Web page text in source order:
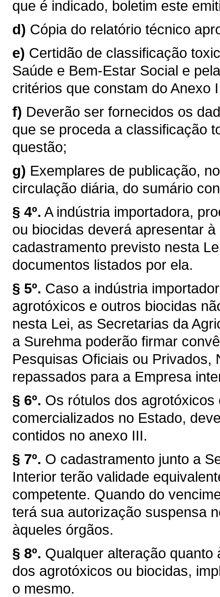
que é indicado, boletim este
d) Cópia do relatório técnico
e) Certidão de classificação
Saúde e Bem-Estar Social e
critérios que constam do Anexo
f) Deverão ser fornecidos os
que se proceda a classificação
questão;
g) Exemplares de publicação,
circulação diária, do sumário
§ 4º. A indústria importadora,
ou biocidas deverá apresentar
cadastramento previsto nesta
documentos listados por ela.
§ 5º. Caso a indústria
agrotóxicos e outros biocidas
nesta Lei, as Secretarias da
a Surehma poderão firmar
Pesquisas Oficiais ou Privados,
repassados para a Empresa
§ 6º. Os rótulos dos
comercializados no Estado,
contidos no anexo III.
§ 7º. O cadastramento junto a
Interior terão validade
competente. Quando do
terá sua autorização suspensa
àqueles órgãos.
§ 8º. Qualquer alteração
dos agrotóxicos ou biocidas,
o mesmo.